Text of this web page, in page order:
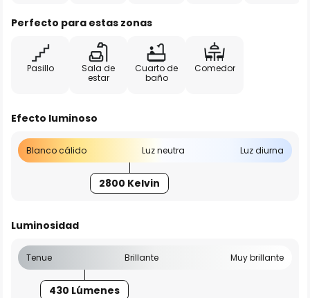
Perfecto para estas zonas
Pasillo
Sala de
estar
Cuarto de
baño
Comedor
Efecto luminoso
Blanco cálido Luz neutra Luz diurna
2800 Kelvin
Luminosidad
Tenue Brillante Muy brillante
430 Lúmenes